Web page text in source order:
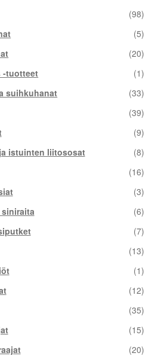
(98)
(5)
(20)
-tuotteet
(1)
suihkuhanat
(33)
(39)
(9)
istuinten liitososat
(8)
(16)
(3)
(6)
(7)
(13)
(1)
(12)
(35)
(15)
(20)